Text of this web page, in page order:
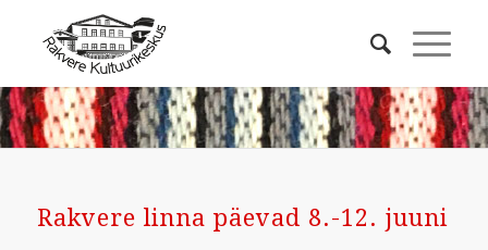
Rakvere linna päevad 8.-12. juuni